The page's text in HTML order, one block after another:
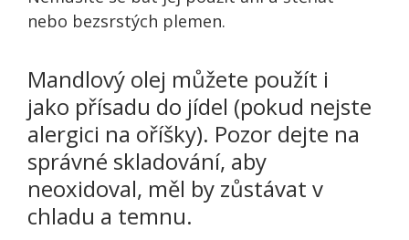
nebo bezsrstých plemen.
Mandlový olej můžete použít i
jako přísadu do jídel (pokud nejste
alergici na oříšky). Pozor dejte na
správné skladování, aby
neoxidoval, měl by zůstávat v
chladu a temnu.